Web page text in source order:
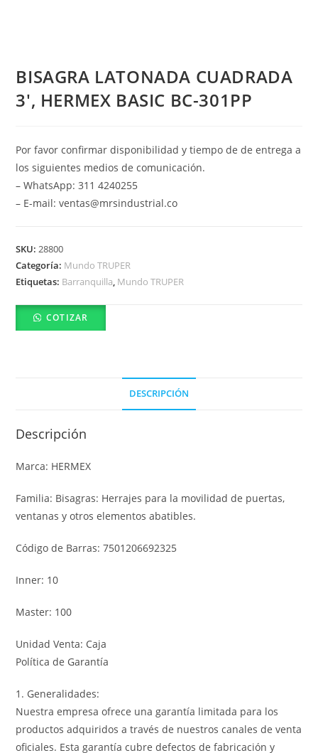
BISAGRA LATONADA CUADRADA
3′, HERMEX BASIC BC-301PP
Por favor confirmar disponibilidad y tiempo de de entrega a
los siguientes medios de comunicación.
– WhatsApp: 311 4240255
– E-mail: ventas@mrsindustrial.co
SKU:28800
Categoría: Mundo TRUPER
Etiquetas: Barranquilla, Mundo TRUPER
COTIZAR
DESCRIPCIÓN
Descripción
Marca: HERMEX
Familia: Bisagras: Herrajes para la movilidad de puertas,
ventanas y otros elementos abatibles.
Código de Barras: 7501206692325
Inner: 10
Master: 100
Unidad Venta: Caja
Política de Garantía
1. Generalidades:
Nuestra empresa ofrece una garantía limitada para los
productos adquiridos a través de nuestros canales de venta
oficiales. Esta garantía cubre defectos de fabricación y